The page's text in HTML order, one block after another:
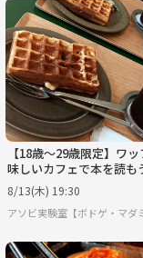
【18歳〜29歳限定】ワ
味しいカフェで本を読も
ゲートウェイ
8/13(木) 19:30
アソビ実験室【ボドゲ・マダ